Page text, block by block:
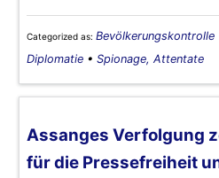
Categorized as: Bevölkerungskontrolle
Diplomatie • Spionage, Attentate
Assanges Verfolgung
für die Pressefreiheit